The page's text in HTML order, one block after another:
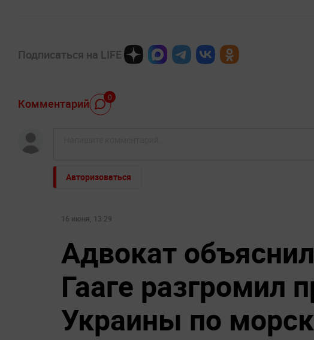
Подписаться на LIFE
Комментарий 0
Авторизоваться
16 июня, 13:29
Адвокат
Гааге разгромил
Украины по